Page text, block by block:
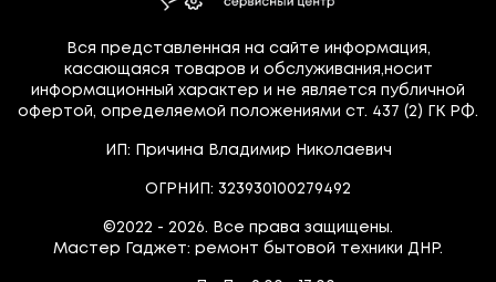
Вся представленная на сайте информация,
касающаяся товаров и обслуживания,носит
информационный характер и не является публичной
офертой, определяемой положениями ст. 437 (2) ГК РФ.
ИП: Причина Владимир Николаевич
ОГРНИП: 323930100279492
©2022 - 2026. Все права защищены.
Мастер Гаджет: ремонт бытовой техники ДНР.